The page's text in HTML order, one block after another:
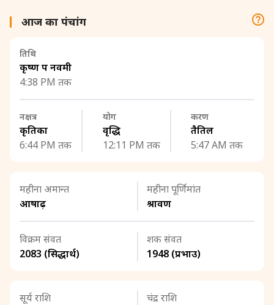
आज का पंचांग
तिथि
कृष्ण पक्ष नवमी
4:38 PM तक
नक्षत्र
कृतिका
6:44 PM तक
योग
वृद्धि
12:11 PM तक
करण
तैतिल
5:47 AM तक
महीना अमान्त
आषाढ़
महीना पूर्णिमांत
श्रावण
विक्रम संवत
2083 (सिद्धार्थ)
शक संवत
1948 (प्रभाउ)
सूर्य राशि
चंद्र राशि